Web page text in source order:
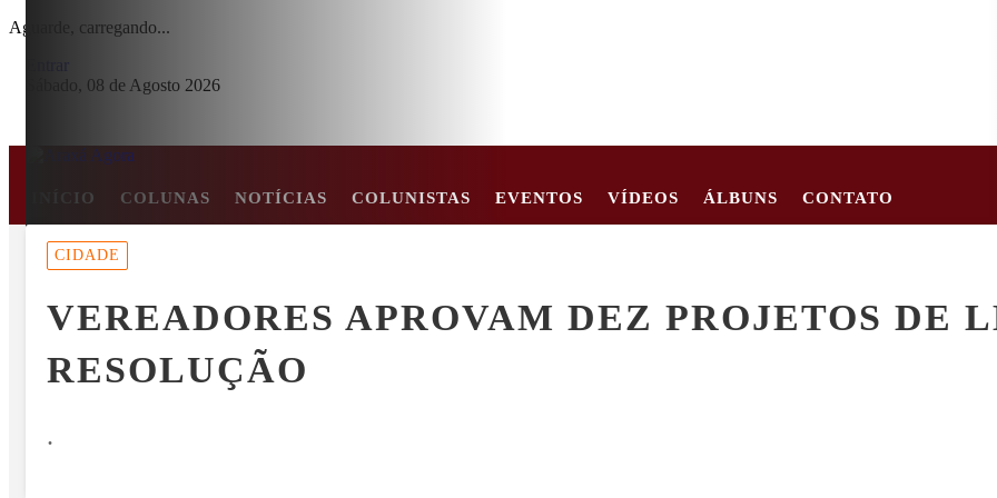
Aguarde, carregando...
Sábado, 08 de Agosto 2026
INÍCIO COLUNAS NOTÍCIAS COLUNISTAS EVENTOS VÍDEOS ÁLBUNS CONTATO
MENU
CIDADE
VEREADORES APROVAM DEZ PROJETOS DE
RESOLUÇÃO
.